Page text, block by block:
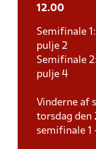
12.00
Semifinale
pulje 2
Semifinale
pulje 4
Vinderne af
torsdag den
semifinale 1